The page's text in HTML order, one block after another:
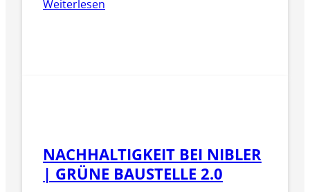
Weiterlesen
NACHHALTIGKEIT BEI NIBLER
| GRÜNE BAUSTELLE 2.0